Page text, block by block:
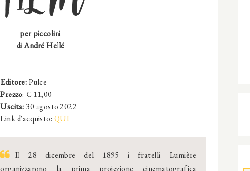
per piccolini
di André Hellé
Editore:Pulce
Prezzo: € 11,00
Uscita: 30 agosto 2022
Link d'acquisto: QUI
Il 28 dicembre del 1895 i fratelli Lumière
organizzarono la prima proiezione cinematografica